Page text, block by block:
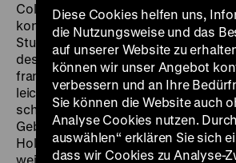
Columbia als Drehbuchautor unter
konnte er erst 1949 eine erste
Studio verwirklichen:Slightly French
des Pre-Code-LustspielsLet’s Fall
französisch” ist die
leichter Hand entworfenen Sirk-
schon deshalb, weil sie ihren harten,
Geburtsnamen Mary Leta Dorothy
Hollywoodkarriere aufgegeben und
weichen, alteuropäisch anmutenden
Diese Cookies helfen uns,
die Nutzungsweise und das
auf unserer Website zu
können wir unser Angebot
verbessern und an Ihre
Sie können die Website auch
Analyse Cookies nutzen.
auswählen“ erklären Sie sich
dass wir Cookies zu Analyse-